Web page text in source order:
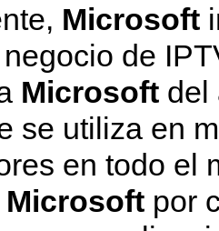
Microsoft
de
Microsoft del
se utiliza en
en todo el
Microsoft por